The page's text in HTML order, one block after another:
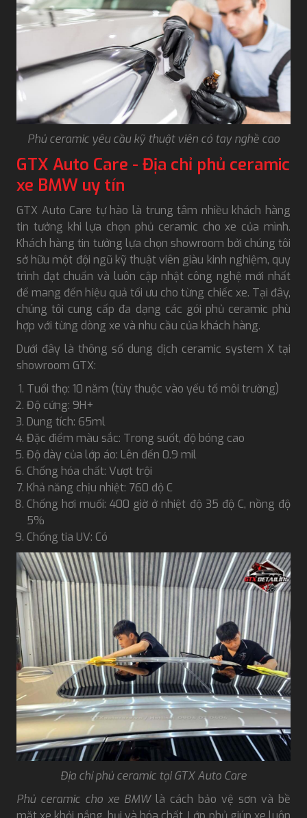
Phủ ceramic yêu cầu kỹ thuật viên có tay nghề cao
GTX Auto Care - Địa chỉ phủ ceramic
xe BMW uy tín
GTX Auto Care tự hào là trung tâm nhiều khách hàng
tin tưởng khi lựa chọn phủ ceramic cho xe của mình.
Khách hàng tin tưởng lựa chọn showroom bởi chúng tôi
sở hữu một đội ngũ kỹ thuật viên giàu kinh nghiệm, quy
trình đạt chuẩn và luôn cập nhật công nghệ mới nhất
để mang đến hiệu quả tối ưu cho từng chiếc xe. Tại đây,
chúng tôi cung cấp đa dạng các gói phủ ceramic phù
hợp với từng dòng xe và nhu cầu của khách hàng.
Dưới đây là thông số dung dịch ceramic system X tại
showroom GTX:
Tuổi thọ: 10 năm (tùy thuộc vào yếu tố môi trường)
Độ cứng: 9H+
Dung tích: 65ml
Đặc điểm màu sắc: Trong suốt, độ bóng cao
Độ dày của lớp áo: Lên đến 0.9 mil
Chống hóa chất: Vượt trội
Khả năng chịu nhiệt: 760 độ C
Chống hơi muối: 400 giờ ở nhiệt độ 35 độ C, nồng độ
5%
Chống tia UV: Có
Địa chỉ phủ ceramic tại GTX Auto Care
Phủ ceramic cho xe BMWlà cách bảo vệ sơn và bề